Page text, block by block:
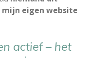
mijn eigen website
actief – het